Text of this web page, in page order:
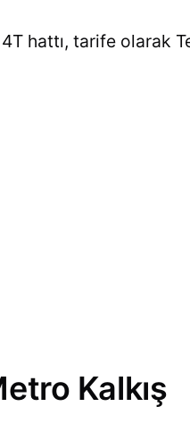
hattı, tarife olarak
Kalkış